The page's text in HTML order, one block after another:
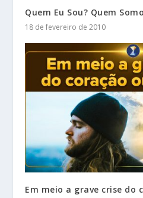
Quem Eu Sou? Quem
18 de fevereiro de 2010
Em meio a grave crise do